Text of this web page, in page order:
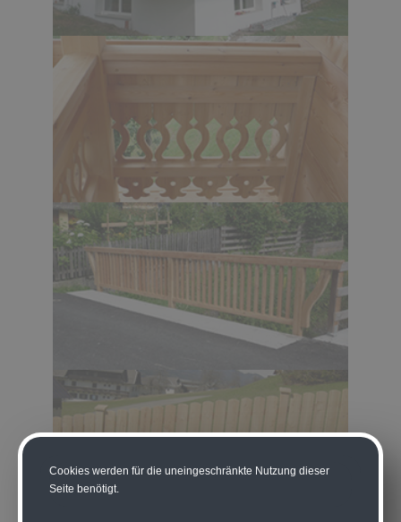
Cookies werden für die uneingeschränkte Nutzung dieser
Seite benötigt.